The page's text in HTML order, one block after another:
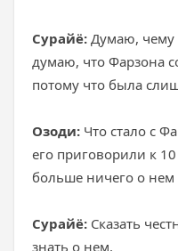
Сурайё: Думаю, чему
думаю, что Фарзона
потому что была
Озоди: Что стало с
его приговорили к
больше ничего о
Сурайё: Сказать
знать о нем.